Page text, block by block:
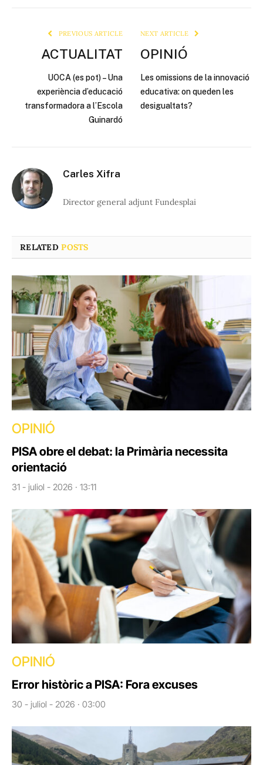
PREVIOUS ARTICLE
ACTUALITAT
UOCA (es pot) – Una
experiència d’educació
transformadora a l’Escola
Guinardó
NEXT ARTICLE
OPINIÓ
Les omissions de la innovació
educativa: on queden les
desigualtats?
Carles Xifra
Director general adjunt Fundesplai
RELATEDPOSTS
OPINIÓ
PISA obre el debat: la Primària necessita
orientació
31 - juliol - 2026 · 13:11
OPINIÓ
Error històric a PISA: Fora excuses
30 - juliol - 2026 · 03:00